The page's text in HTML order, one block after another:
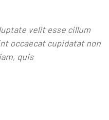
velit esse cillum
occaecat cupidatat non
quis